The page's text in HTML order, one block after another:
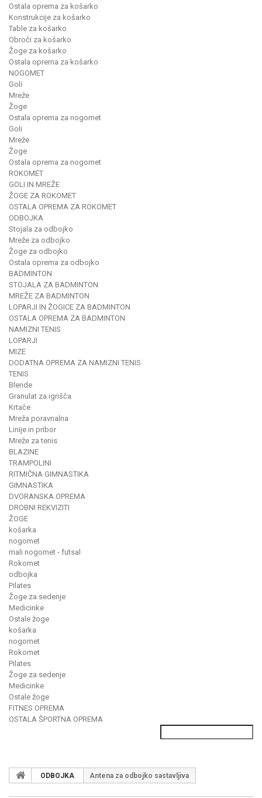
Ostala oprema za košarko
Konstrukcije za košarko
Table za košarko
Obroči za košarko
Žoge za košarko
Ostala oprema za košarko
NOGOMET
Goli
Mreže
Žoge
Ostala oprema za nogomet
Goli
Mreže
Žoge
Ostala oprema za nogomet
ROKOMET
GOLI IN MREŽE
ŽOGE ZA ROKOMET
OSTALA OPREMA ZA ROKOMET
ODBOJKA
Stojala za odbojko
Mreže za odbojko
Žoge za odbojko
Ostala oprema za odbojko
BADMINTON
STOJALA ZA BADMINTON
MREŽE ZA BADMINTON
LOPARJI IN ŽOGICE ZA BADMINTON
OSTALA OPREMA ZA BADMINTON
NAMIZNI TENIS
LOPARJI
MIZE
DODATNA OPREMA ZA NAMIZNI TENIS
TENIS
Blende
Granulat za igrišča
Krtače
Mreža poravnalna
Linije in pribor
Mreže za tenis
BLAZINE
TRAMPOLINI
RITMIČNA GIMNASTIKA
GIMNASTIKA
DVORANSKA OPREMA
DROBNI REKVIZITI
ŽOGE
košarka
nogomet
mali nogomet - futsal
Rokomet
odbojka
Pilates
Žoge za sedenje
Medicinke
Ostale žoge
košarka
nogomet
Rokomet
Pilates
Žoge za sedenje
Medicinke
Ostale žoge
FITNES OPREMA
OSTALA ŠPORTNA OPREMA
ODBOJKA Antena za odbojko sastavljiva